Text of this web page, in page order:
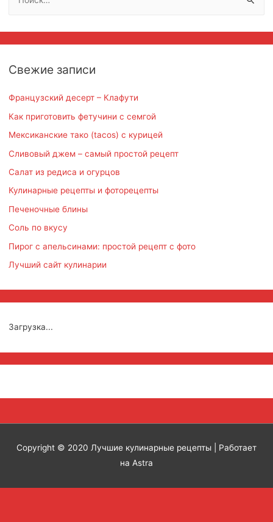
:Свежие записи
Французский десерт – Клафути
Как приготовить фетучини с семгой
Мексиканские тако (tacos) с курицей
Сливовый джем – самый простой рецепт
Салат из редиса и огурцов
Кулинарные рецепты и фоторецепты
Печеночные блины
Соль по вкусу
Пирог с апельсинами: простой рецепт с фото
Лучший сайт кулинарии
Загрузка...
Copyright © 2020 Лучшие кулинарные рецепты | Работает
на Astra